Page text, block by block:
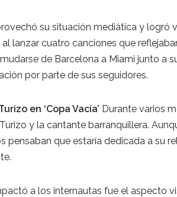
su situación mediática y logró
lanzar cuatro canciones que
de Barcelona a Miami junto a
por parte de sus seguidores.
en ‘Copa Vacía’ Durante varios
y la cantante barranquillera.
pensaban que estaría dedicada a su
a los internautas fue el aspecto